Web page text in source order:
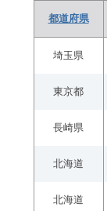
都道府県
埼玉県
東京都
長崎県
北海道
北海道